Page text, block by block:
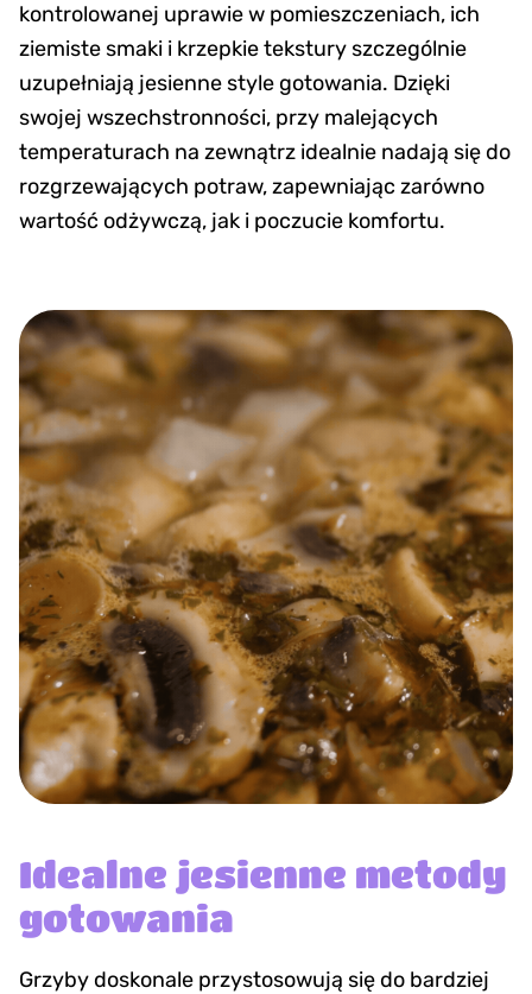
kontrolowanej uprawie w pomieszczeniach, ich
ziemiste smaki i krzepkie tekstury szczególnie
uzupełniają jesienne style gotowania. Dzięki
swojej wszechstronności, przy malejących
temperaturach na zewnątrz idealnie nadają się do
rozgrzewających potraw, zapewniając zarówno
wartość odżywczą, jak i poczucie komfortu.
Idealne jesienne metody
gotowania
Grzyby doskonale przystosowują się do bardziej